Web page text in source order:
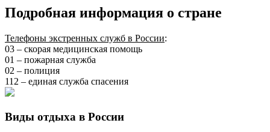
Подробная информация о стране
Телефоны экстренных служб в России:
03 – скорая медицинская помощь
01 – пожарная служба
02 – полиция
112 – единая служба спасения
Виды отдыха в России